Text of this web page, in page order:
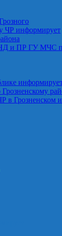
ЧР информирует
и ПР ГУ МЧС
в Грозненском